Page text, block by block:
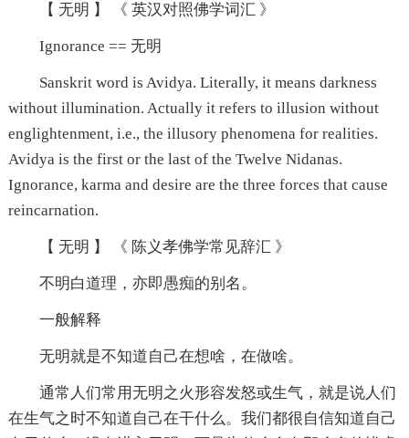
【 无明 】 《 英汉对照佛学词汇 》
Ignorance == 无明
Sanskrit word is Avidya. Literally, it means darkness
without illumination. Actually it refers to illusion without
englightenment, i.e., the illusory phenomena for realities.
Avidya is the first or the last of the Twelve Nidanas.
Ignorance, karma and desire are the three forces that cause
reincarnation.
【 无明 】 《 陈义孝佛学常见辞汇 》
不明白道理，亦即愚痴的别名。
一般解释
无明就是不知道自己在想啥，在做啥。
通常人们常用无明之火形容发怒或生气，就是说人们
在生气之时不知道自己在干什么。我们都很自信知道自己